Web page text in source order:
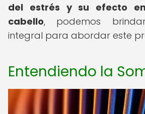
del estrés y su efecto
cabello, podemos
integral para abordar este
Entendiendo la